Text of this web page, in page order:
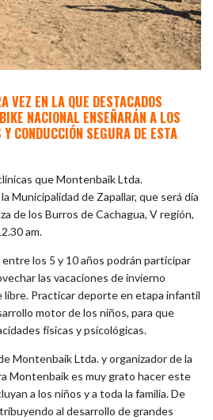
VEZ EN LA QUE DESTACADOS
NACIONAL ENSEÑARÁN A LOS
CONDUCCIÓN SEGURA DE ESTA
que Montenbaik Ltda.
Municipalidad de Zapallar, que será día
de los Burros de Cachagua, V región,
am.
los 5 y 10 años podrán participar
las vacaciones de invierno
libre. Practicar deporte en etapa infantil
motor de los niños, para que
físicas y psicológicas.
Montenbaik Ltda. y organizador de la
Montenbaik es muy grato hacer este
a los niños y a toda la familia. De
al desarrollo de grandes